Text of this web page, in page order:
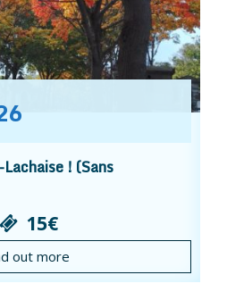
! (Sans
15€
out more